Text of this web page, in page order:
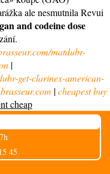
ale nesmutnila Revui
and codeine dose
matdubr-
|
get-clarinex-american-
|cheapest buy
cheap
45